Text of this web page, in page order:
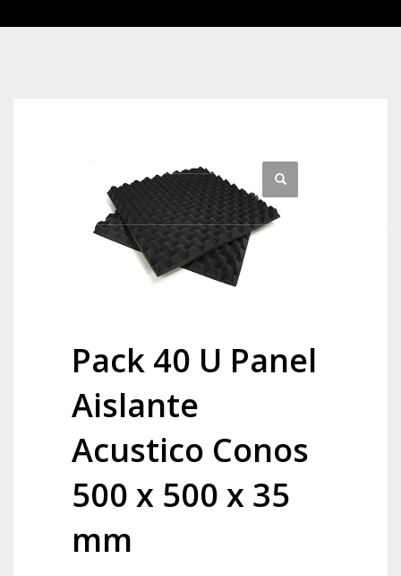
Pack 40 U Panel
Aislante
Acustico Conos
500 x 500 x 35
mm